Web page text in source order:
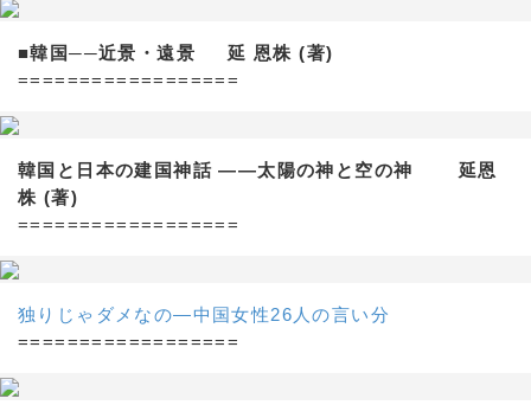
■韓国──近景・遠景 延 恩株 (著)
==================
韓国と日本の建国神話 ——太陽の神と空の神 延恩
株 (著)
==================
独りじゃダメなの―中国女性26人の言い分
==================